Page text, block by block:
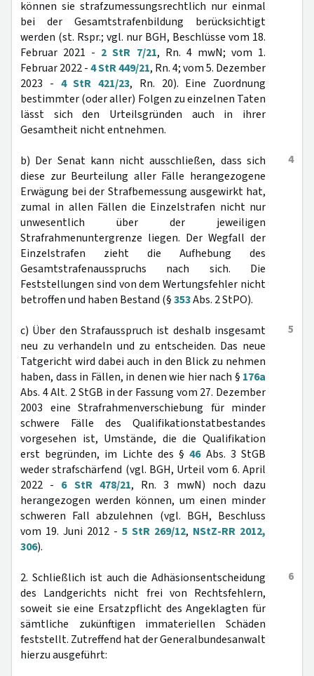
können sie strafzumessungsrechtlich nur einmal
bei der Gesamtstrafenbildung berücksichtigt
werden (st. Rspr.; vgl. nur BGH, Beschlüsse vom 18.
Februar 2021 - 2 StR 7/21, Rn. 4 mwN; vom 1.
Februar 2022 -4 StR 449/21, Rn. 4; vom 5. Dezember
2023 - 4 StR 421/23, Rn. 20). Eine Zuordnung
bestimmter (oder aller) Folgen zu einzelnen Taten
lässt sich den Urteilsgründen auch in ihrer
Gesamtheit nicht entnehmen.
4
b) Der Senat kann nicht ausschließen, dass sich
diese zur Beurteilung aller Fälle herangezogene
Erwägung bei der Strafbemessung ausgewirkt hat,
zumal in allen Fällen die Einzelstrafen nicht nur
unwesentlich über der jeweiligen
Strafrahmenuntergrenze liegen. Der Wegfall der
Einzelstrafen zieht die Aufhebung des
Gesamtstrafenausspruchs nach sich. Die
Feststellungen sind von dem Wertungsfehler nicht
betroffen und haben Bestand (§353Abs. 2 StPO).
5
c) Über den Strafausspruch ist deshalb insgesamt
neu zu verhandeln und zu entscheiden. Das neue
Tatgericht wird dabei auch in den Blick zu nehmen
haben, dass in Fällen, in denen wie hier nach § 176a
Abs. 4 Alt. 2 StGB in der Fassung vom 27. Dezember
2003 eine Strafrahmenverschiebung für minder
schwere Fälle des Qualifikationstatbestandes
vorgesehen ist, Umstände, die die Qualifikation
erst begründen, im Lichte des §46Abs. 3 StGB
weder strafschärfend (vgl. BGH, Urteil vom 6. April
2022 - 6 StR 478/21, Rn. 3 mwN) noch dazu
herangezogen werden können, um einen minder
schweren Fall abzulehnen (vgl. BGH, Beschluss
vom 19. Juni 2012 - 5 StR 269/12, NStZ-RR 2012,
306).
6
2. Schließlich ist auch die Adhäsionsentscheidung
des Landgerichts nicht frei von Rechtsfehlern,
soweit sie eine Ersatzpflicht des Angeklagten für
sämtliche zukünftigen immateriellen Schäden
feststellt. Zutreffend hat der Generalbundesanwalt
hierzu ausgeführt: